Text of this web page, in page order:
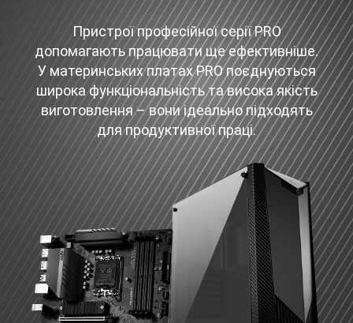
Пристрої професійної серії PRO
допомагають працювати ще ефективніше.
У материнських платах PRO поєднуються
широка функціональність та висока якість
виготовлення – вони ідеально підходять
для продуктивної праці.